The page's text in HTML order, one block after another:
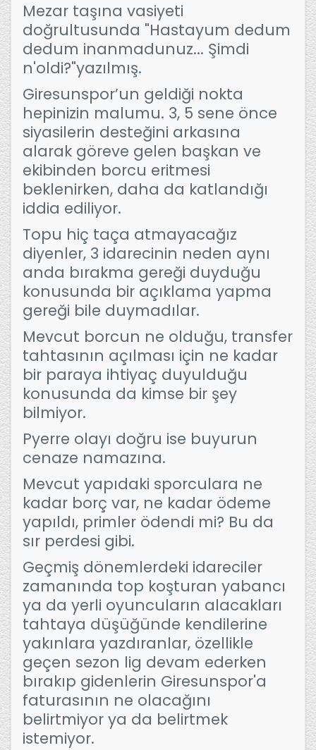
Mezar taşına vasiyeti
doğrultusunda "Hastayum dedum
dedum inanmadunuz... Şimdi
n'oldi?"yazılmış.
Giresunspor’un geldiği nokta
hepinizin malumu. 3, 5 sene önce
siyasilerin desteğini arkasına
alarak göreve gelen başkan ve
ekibinden borcu eritmesi
beklenirken, daha da katlandığı
iddia ediliyor.
Topu hiç taça atmayacağız
diyenler, 3 idarecinin neden aynı
anda bırakma gereği duyduğu
konusunda bir açıklama yapma
gereği bile duymadılar.
Mevcut borcun ne olduğu, transfer
tahtasının açılması için ne kadar
bir paraya ihtiyaç duyulduğu
konusunda da kimse bir şey
bilmiyor.
Pyerre olayı doğru ise buyurun
cenaze namazına.
Mevcut yapıdaki sporculara ne
kadar borç var, ne kadar ödeme
yapıldı, primler ödendi mi? Bu da
sır perdesi gibi.
Geçmiş dönemlerdeki idareciler
zamanında top koşturan yabancı
ya da yerli oyuncuların alacakları
tahtaya düşüğünde kendilerine
yakınlara yazdıranlar, özellikle
geçen sezon lig devam ederken
bırakıp gidenlerin Giresunspor'a
faturasının ne olacağını
belirtmiyor ya da belirtmek
istemiyor.